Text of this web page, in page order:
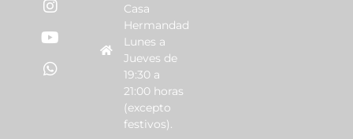
Casa
Hermandad
Lunes a
Jueves de
19:30 a
21:00 horas
(excepto
festivos).